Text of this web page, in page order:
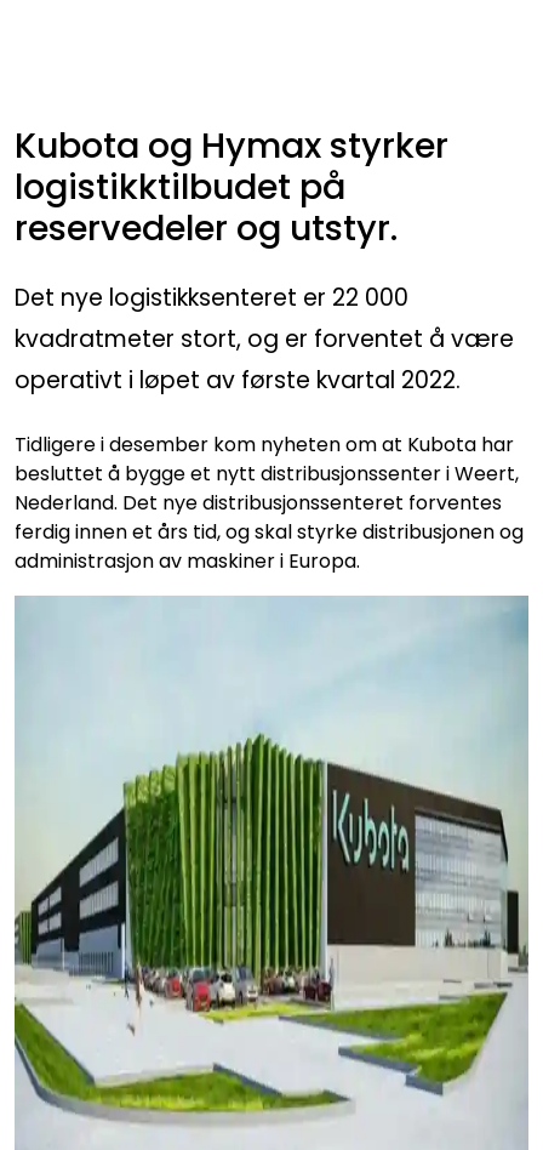
Kubota og Hymax styrker
logistikktilbudet på
reservedeler og utstyr.
Det nye logistikksenteret er 22 000
kvadratmeter stort, og er forventet å være
operativt i løpet av første kvartal 2022.
Tidligere i desember kom nyheten om at Kubota har
besluttet å bygge et nytt distribusjonssenter i Weert,
Nederland. Det nye distribusjonssenteret forventes
ferdig innen et års tid, og skal styrke distribusjonen og
administrasjon av maskiner i Europa.
Utstyr og tilbehør
Belter, hjul og ruller
Filter og servicedeler
Service og støtte
Salgsorganisasjon